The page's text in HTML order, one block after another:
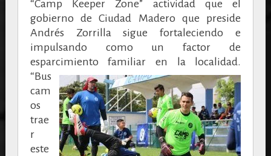
“Camp Keeper Zone” actividad que el
gobierno de Ciudad Madero que preside
Andrés Zorrilla sigue fortaleciendo e
impulsando como un factor de
esparcimiento familiar en la localidad.
“Bus
cam
os
trae
r
este